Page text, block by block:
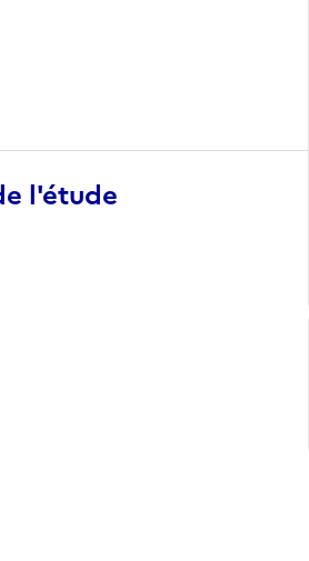
l'étude